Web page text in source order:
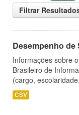
Filtrar
Desempenho de
Informações sobre
Brasileiro de
(cargo,
CSV